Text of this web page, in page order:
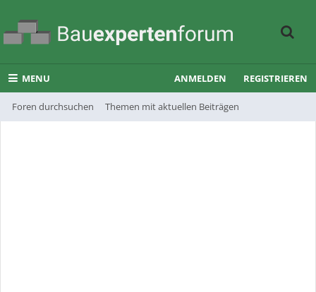
MENU
Foren durchsuchen Themen mit aktuellen Beiträgen
ANMELDEN REGISTRIEREN